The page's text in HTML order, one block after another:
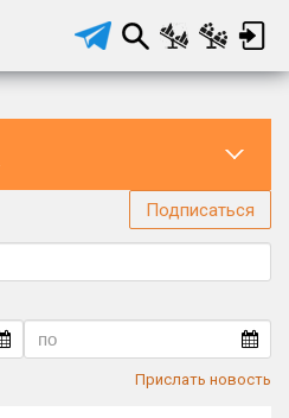
Подписаться
Прислать новость